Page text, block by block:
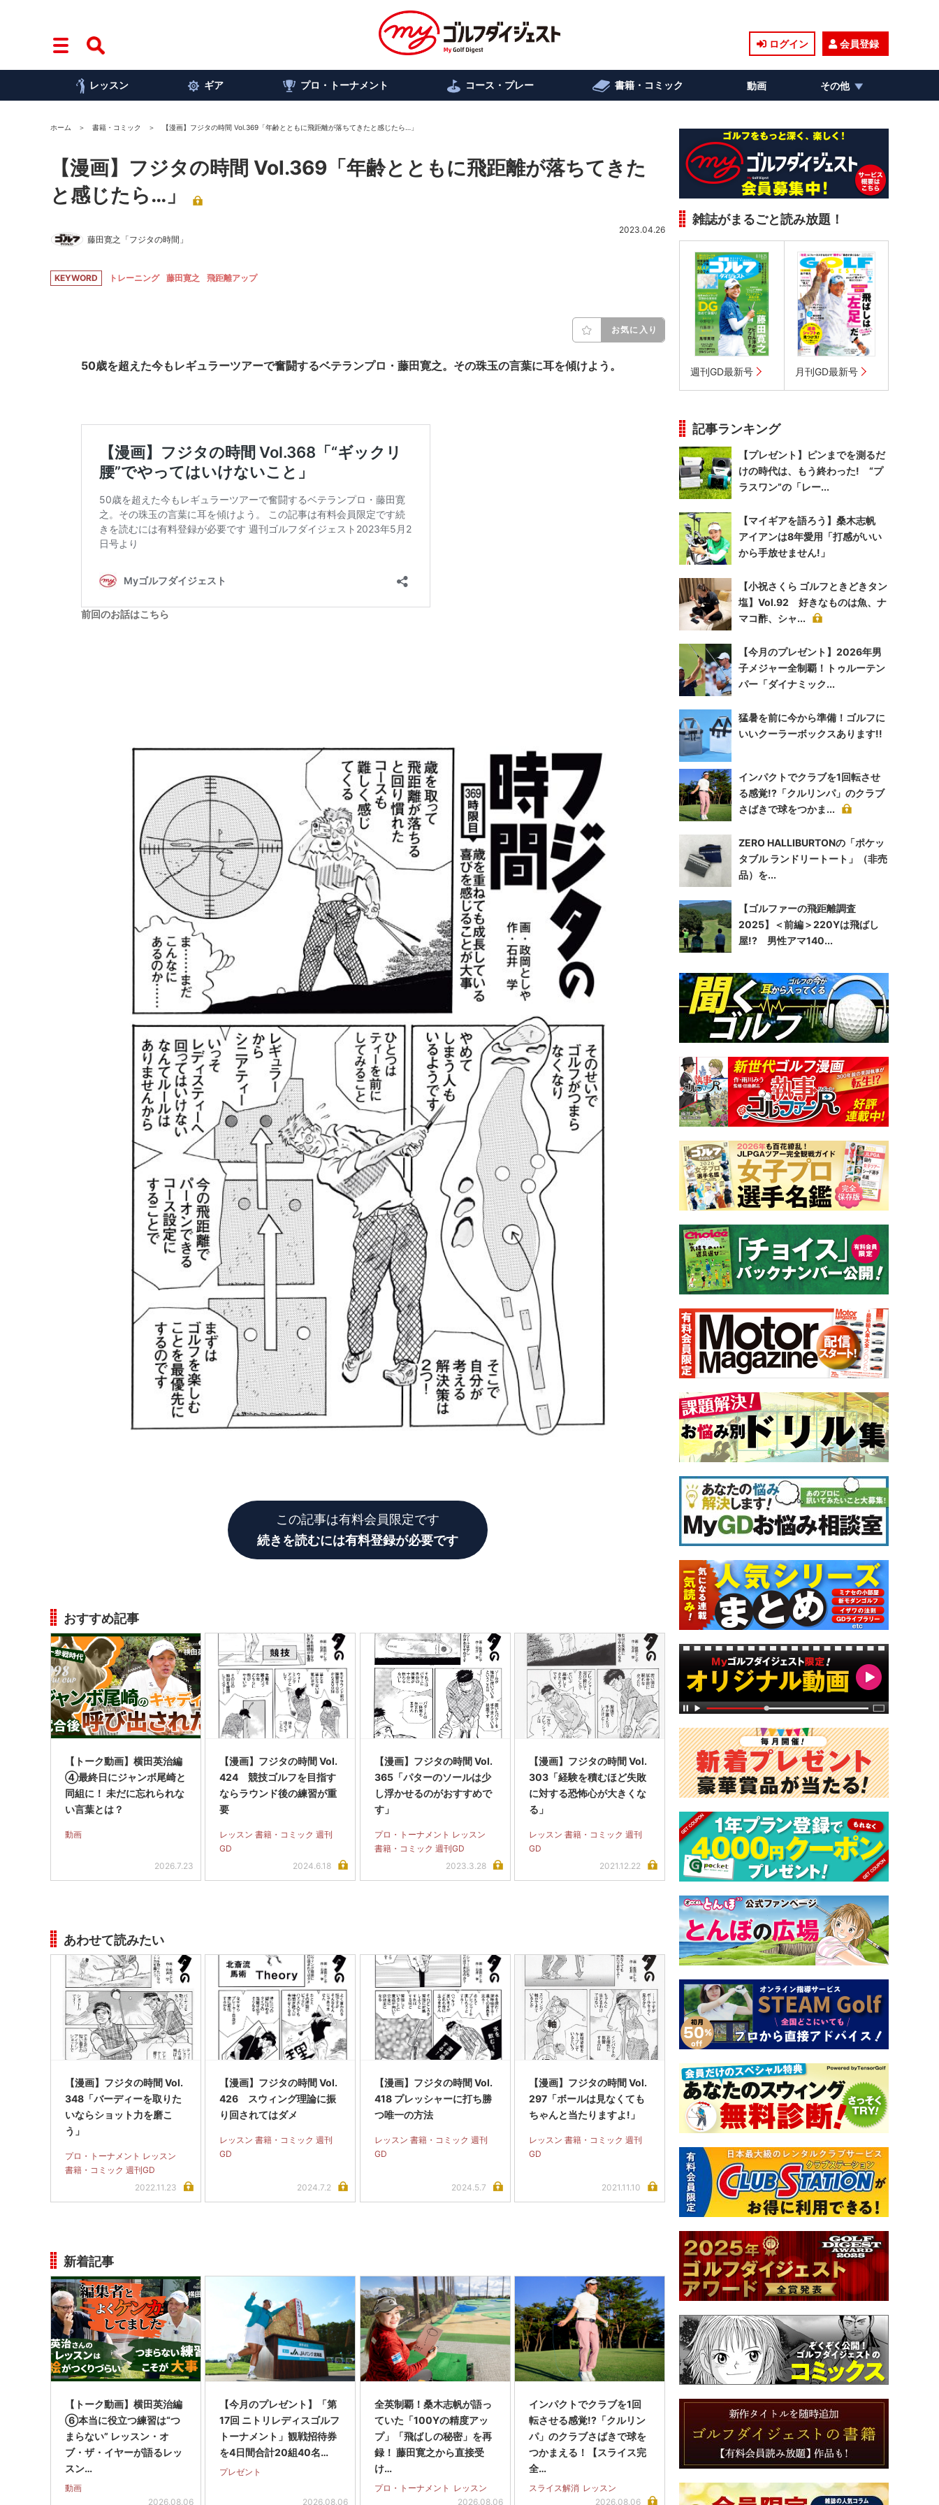
ログイン 会員登録
レッスン ギア プロ・トーナメント コース・プレー 書籍・コミック 動画 その他
ホーム 書籍・コミック 【漫画】フジタの時間 Vol.369「年齢とともに飛距離が落ちてきたと感じたら…」
【漫画】フジタの時間 Vol.369「年齢とともに飛距離が落ちてきた
と感じたら…」
藤田寛之「フジタの時間」
2023.04.26
KEYWORD トレーニング 藤田寛之 飛距離アップ
お気に入り
50歳を超えた今もレギュラーツアーで奮闘するベテランプロ・藤田寛之。その珠玉の言葉に耳を傾けよう。
前回のお話はこちら
この記事は有料会員限定です
続きを読むには有料登録が必要です
おすすめ記事
【トーク動画】横田英治編
④最終日にジャンボ尾崎と
同組に！ 未だに忘れられな
い言葉とは？
動画
2026.7.23
【漫画】フジタの時間 Vol.
424 競技ゴルフを目指す
ならラウンド後の練習が重
要
レッスン 書籍・コミック 週刊
GD
2024.6.18
【漫画】フジタの時間 Vol.
365「パターのソールは少
し浮かせるのがおすすめで
す」
プロ・トーナメント レッスン
書籍・コミック 週刊GD
2023.3.28
【漫画】フジタの時間 Vol.
303「経験を積むほど失敗
に対する恐怖心が大きくな
る」
レッスン 書籍・コミック 週刊
GD
2021.12.22
あわせて読みたい
【漫画】フジタの時間 Vol.
348「バーディーを取りた
いならショット力を磨こ
う」
プロ・トーナメント レッスン
書籍・コミック 週刊GD
2022.11.23
【漫画】フジタの時間 Vol.
426 スウィング理論に振
り回されてはダメ
レッスン 書籍・コミック 週刊
GD
2024.7.2
【漫画】フジタの時間 Vol.
418 プレッシャーに打ち勝
つ唯一の方法
レッスン 書籍・コミック 週刊
GD
2024.5.7
【漫画】フジタの時間 Vol.
297「ボールは見なくても
ちゃんと当たりますよ!」
レッスン 書籍・コミック 週刊
GD
2021.11.10
新着記事
【トーク動画】横田英治編
⑥本当に役立つ練習は“つ
まらない” レッスン・オ
ブ・ザ・イヤーが語るレッ
スン…
動画
2026.08.06
【今月のプレゼント】「第
17回 ニトリレディスゴルフ
トーナメント」観戦招待券
を4日間合計20組40名…
プレゼント
2026.08.06
全英制覇！桑木志帆が語っ
ていた「100Yの精度アッ
プ」「飛ばしの秘密」を再
録！ 藤田寛之から直接受
け…
プロ・トーナメント レッスン
2026.08.06
インパクトでクラブを1回
転させる感覚!?「クルリン
パ」のクラブさばきで球を
つかまえる！【スライス完
全…
スライス解消 レッスン
2026.08.06
雑誌がまるごと読み放題！
週刊GD最新号 月刊GD最新号
記事ランキング
【プレゼント】ピンまでを測るだ
けの時代は、もう終わった! “プ
ラスワン”の「レー...
【マイギアを語ろう】桑木志帆
アイアンは8年愛用「打感がいい
から手放せません!」
【小祝さくら ゴルフときどきタン
塩】Vol.92 好きなものは魚、ナ
マコ酢、シャ...
【今月のプレゼント】2026年男
子メジャー全制覇！トゥルーテン
パー「ダイナミック...
猛暑を前に今から準備！ゴルフに
いいクーラーボックスあります!!
インパクトでクラブを1回転させ
る感覚!?「クルリンパ」のクラブ
さばきで球をつかま...
ZERO HALLIBURTONの「ポケッ
タブル ランドリートート」（非売
品）を...
【ゴルファーの飛距離調査
2025】＜前編＞220Yは飛ばし
屋!? 男性アマ140...